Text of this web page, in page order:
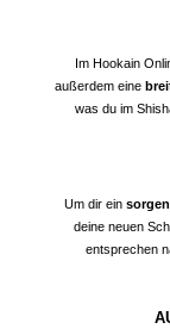
Im Hookain
außerdem eine
was du im
Um dir ein
deine neuen
entsprechen